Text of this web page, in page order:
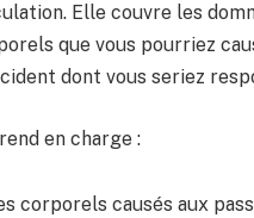
Elle couvre les
que vous pourriez
dont vous seriez
en charge :
corporels causés aux